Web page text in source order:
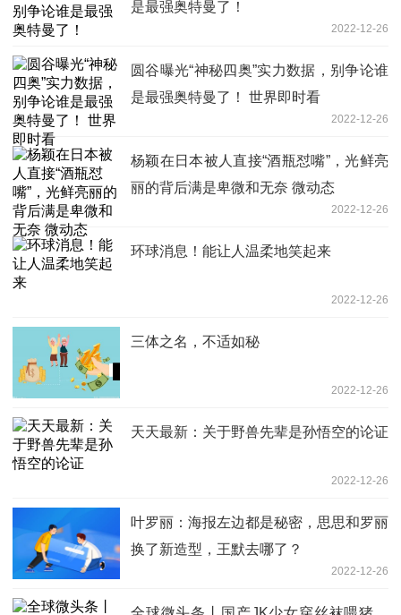
是最强奥特曼了！
2022-12-26
圆谷曝光“神秘四奥”实力数据，别争论谁
是最强奥特曼了！ 世界即时看
2022-12-26
杨颖在日本被人直接“酒瓶怼嘴”，光鲜亮
丽的背后满是卑微和无奈 微动态
2022-12-26
环球消息！能让人温柔地笑起来
2022-12-26
三体之名，不适如秘
2022-12-26
天天最新：关于野兽先辈是孙悟空的论证
2022-12-26
叶罗丽：海报左边都是秘密，思思和罗丽
换了新造型，王默去哪了？
2022-12-26